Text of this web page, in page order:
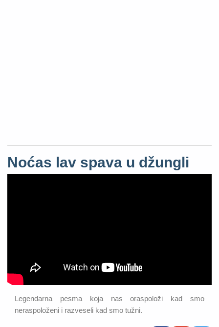
Noćas lav spava u džungli
Legendarna pesma koja nas oraspoloži kad smo
neraspoloženi i razveseli kad smo tužni.